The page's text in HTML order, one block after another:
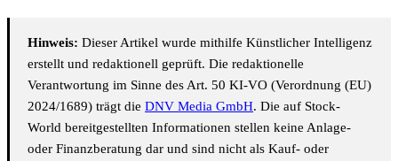
Hinweis: Dieser Artikel wurde mithilfe Künstlicher Intelligenz
erstellt und redaktionell geprüft. Die redaktionelle
Verantwortung im Sinne des Art. 50 KI-VO (Verordnung (EU)
2024/1689) trägt die DNV Media GmbH. Die auf Stock-
World bereitgestellten Informationen stellen keine Anlage-
oder Finanzberatung dar und sind nicht als Kauf- oder